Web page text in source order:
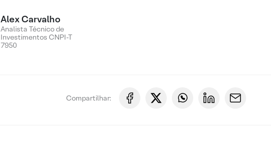
Alex Carvalho
Analista Técnico de
Investimentos CNPI-T
7950
Compartilhar: